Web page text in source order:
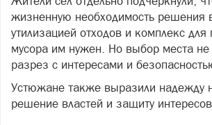
жизненную необходимость решения
утилизацией отходов и комплекс для
мусора им нужен. Но выбор места
разрез с интересами и
Устюжане также выразили надежду
решение властей и защиту